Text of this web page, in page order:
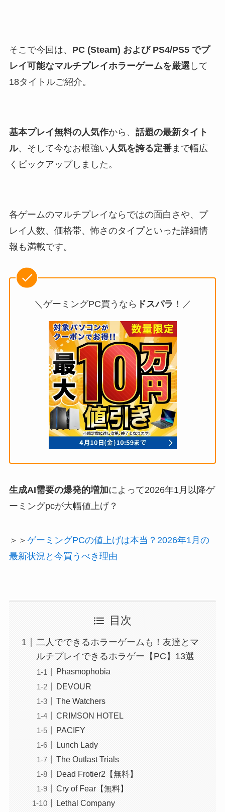
そこで今回は、 PC (Steam) および PS4/PS5 でプ
レイ可能なマルチプレイホラーゲームを厳選して
18タイトルご紹介。
基本プレイ無料の人気作から、 話題の最新タイト
ル、そして今なお根強い 人気を誇る定番まで幅広
くピックアップしました。
各ゲームのマルチプレイならではの面白さや、プ
レイ人数、価格帯、怖さのタイプといった詳細情
報も満載です。
＼ゲーミングPC買うなら ドスパラ ！／
生成AI需要の爆発的増加によって2026年1月以降ゲ
ーミングpcが大幅値上げ？
＞＞ ゲーミングPCの値上げは本当？2026年1月の
最新状況と今買うべき理由
目次
二人でできるホラーゲームも！友達とマ
ルチプレイできるホラゲー【PC】13選
Phasmophobia
DEVOUR
The Watchers
CRIMSON HOTEL
PACIFY
Lunch Lady
The Outlast Trials
Dead Frotier2【無料】
Cry of Fear【無料】
Lethal Company